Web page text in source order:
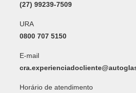
(27) 99239-7509
URA
0800 707 5150
E-mail
Horário de atendimento